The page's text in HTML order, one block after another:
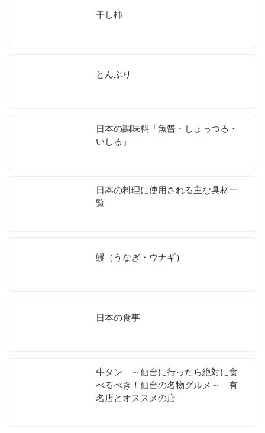
干し柿
とんぶり
日本の調味料「魚醤・しょっつる・
いしる」
日本の料理に使用される主な具材一
覧
鰻（うなぎ・ウナギ）
日本の食事
牛タン ～仙台に行ったら絶対に食
べるべき！仙台の名物グルメ～ 有
名店とオススメの店